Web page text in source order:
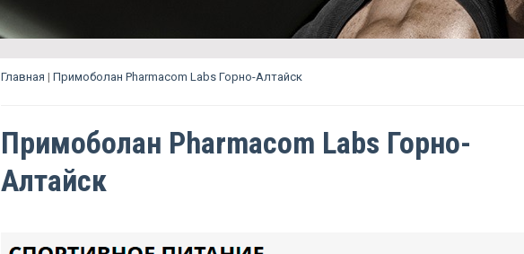
Главная | Примоболан Pharmacom Labs Горно-Алтайск
Примоболан Pharmacom Labs Горно-
Алтайск